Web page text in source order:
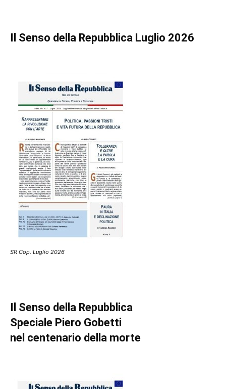
Il Senso della Repubblica Luglio 2026
SR Cop. Luglio 2026
Il Senso della Repubblica
Speciale Piero Gobetti
nel centenario della morte